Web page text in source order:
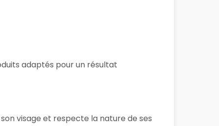
adaptés pour un résultat
visage et respecte la nature de ses